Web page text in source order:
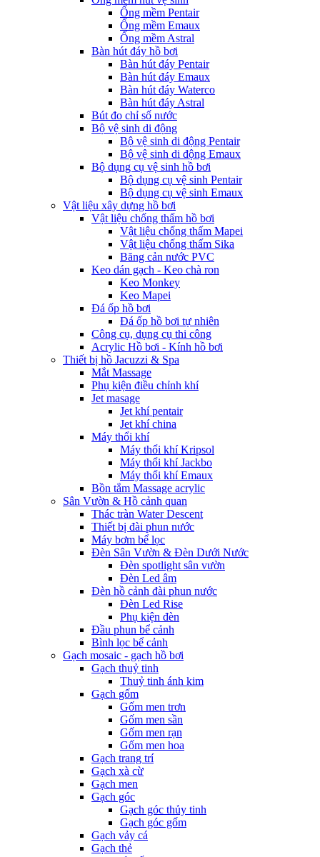
Ống mềm Pentair
Ống mềm Emaux
Ống mềm Astral
Bàn hút đáy hồ bơi
Bàn hút đáy Pentair
Bàn hút đáy Emaux
Bàn hút đáy Waterco
Bàn hút đáy Astral
Bút đo chỉ số nước
Bộ vệ sinh di động
Bộ vệ sinh di động Pentair
Bộ vệ sinh di động Emaux
Bộ dụng cụ vệ sinh hồ bơi
Bộ dụng cụ vệ sinh Pentair
Bộ dụng cụ vệ sinh Emaux
Vật liệu xây dựng hồ bơi
Vật liệu chống thấm hồ bơi
Vật liệu chống thấm Mapei
Vật liệu chống thấm Sika
Băng cản nước PVC
Keo dán gạch - Keo chà ron
Keo Monkey
Keo Mapei
Đá ốp hồ bơi
Đá ốp hồ bơi tự nhiên
Công cụ, dụng cụ thi công
Acrylic Hồ bơi - Kính hồ bơi
Thiết bị hồ Jacuzzi & Spa
Mắt Massage
Phụ kiện điều chỉnh khí
Jet masage
Jet khí pentair
Jet khí china
Máy thổi khí
Máy thổi khí Kripsol
Máy thổi khí Jackbo
Máy thổi khí Emaux
Bồn tắm Massage acrylic
Sân Vườn & Hồ cảnh quan
Thác tràn Water Descent
Thiết bị đài phun nước
Máy bơm bể lọc
Đèn Sân Vườn & Đèn Dưới Nước
Đèn spotlight sân vườn
Đèn Led âm
Đèn hồ cảnh đài phun nước
Đèn Led Rise
Phụ kiện đèn
Đầu phun bể cảnh
Bình lọc bể cảnh
Gạch mosaic - gạch hồ bơi
Gạch thuỷ tinh
Thuỷ tinh ánh kim
Gạch gốm
Gốm men trơn
Gốm men sần
Gốm men rạn
Gốm men hoa
Gạch trang trí
Gạch xà cừ
Gạch men
Gạch góc
Gạch góc thủy tinh
Gạch góc gốm
Gạch vảy cá
Gạch thẻ